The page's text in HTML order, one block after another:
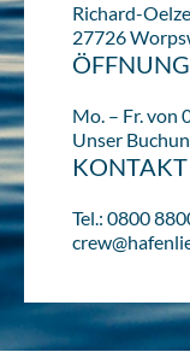
Richard-
27726
Mo. – Fr. von
Unser
KONTAKT
Tel.: 0800